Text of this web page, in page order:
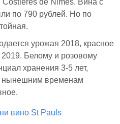
de Nimes. Вина с
по 790 рублей. Но по
урожая 2018, красное
Белому и розовому
хранения 3-5 лет,
нынешним временам